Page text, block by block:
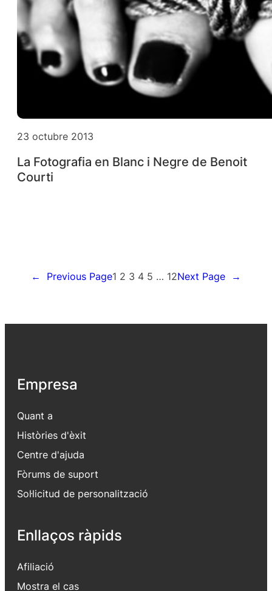
23 octubre 2013
La Fotografia en Blanc i Negre de Benoit
Courti
← Previous Page1 2 3 4 5 … 12Next Page →
Empresa
Quant a
Històries d'èxit
Centre d'ajuda
Fòrums de suport
Sol·licitud de personalització
Enllaços ràpids
Afiliació
Mostra el cas